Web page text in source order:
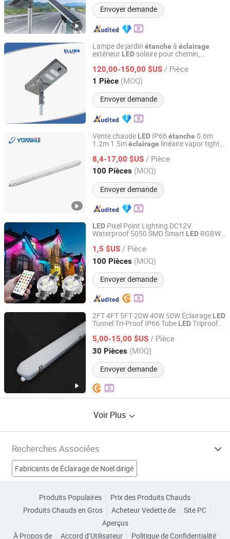
Envoyer demande
Lampe de jardin étanche à éclairage
extérieur LEDsolaire pour chemin,
cour
120,00-150,00 $US / Pièce
1 Pièce (MOQ)
Envoyer demande
Ellins Optoelectronics Co., Limited
Guangdong, China Depuis 2017
Vente chaude LED IP66 étanche 0.6m
1.2m 1.5méclairage linéaire vapor tight
CE/CB/EMC tube lumineux triproof
8,4-17,00 $US / Pièce
100 Pièces (MOQ)
Envoyer demande
Cixi Yuanhui Lighting Electric Co., Ltd.
Zhejiang, China Depuis 2015
LED Pixel Point Lighting DC12V
Waterproof 5050 SMD Smart LED RGBW
Outdoor Decoration
1,5 $US / Pièce
100 Pièces (MOQ)
Envoyer demande
Yiwu Meibo Import and Export Co., Ltd.
Zhejiang, China Depuis 2025
2FT 4FT 5FT 20W 40W 50W Éclairage LED
Tunnel Tri-Proof IP66 Tube LEDTriproof
5,00-15,00 $US / Pièce
30 Pièces (MOQ)
Envoyer demande
Yifeng Devon Lighting Co., Ltd.
Guangdong, China Depuis 2022
Voir Plus
Recherches Associées
Fabricants de Éclairage de Noël dirigé
Fabricants de Festival de Lumière LED
Produits Populaires
Prix des Produits Chauds
Produits Chauds en Gros
Acheteur Vedette de
Site PC
Aperçus
À Propos de
Accord d’Utilisateur Politique de Confidentialité